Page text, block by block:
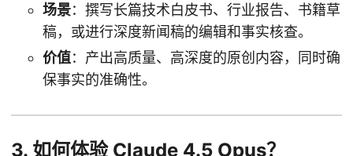
场景：撰写长篇技术白皮书、行业报告、书籍草
稿，或进行深度新闻稿的编辑和事实核查。
价值：产出高质量、高深度的原创内容，同时确
保事实的准确性。
3. 如何体验 Claude 4.5 Opus？